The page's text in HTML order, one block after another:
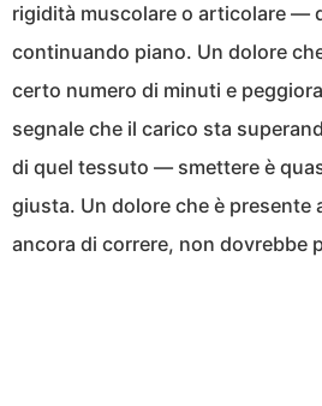
rigidità muscolare o articolare —
continuando piano. Un dolore
certo numero di minuti e
segnale che il carico sta
di quel tessuto — smettere è
giusta. Un dolore che è presente
ancora di correre, non dovrebbe